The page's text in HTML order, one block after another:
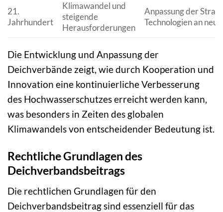
21.
Jahrhundert
Klimawandel und
steigende
Herausforderungen
Anpassung der
Technologien an
Die Entwicklung und Anpassung der
Deichverbände zeigt, wie durch Kooperation und
Innovation eine kontinuierliche Verbesserung
des Hochwasserschutzes erreicht werden kann,
was besonders in Zeiten des globalen
Klimawandels von entscheidender Bedeutung ist.
Rechtliche Grundlagen des
Deichverbandsbeitrags
Die rechtlichen Grundlagen für den
Deichverbandsbeitrag sind essenziell für das